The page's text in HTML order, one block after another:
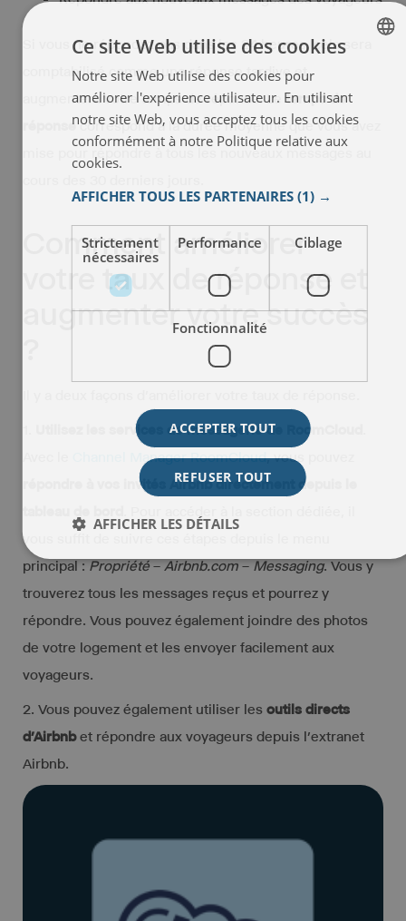
Si vous ne répondez pas dans les 24 heures, cela sera
comptabilisé comme une réponse tardive et
augmentera votre temps de réponse. Le temps de
réponsecorrespond à la durée moyenne que vous avez
mise pour répondre à tous les nouveaux messages au
Comment améliorer
votre taux de réponse et
augmenter votre succès
Utilisez les services de messagerie de RoomCloud
Channel Manager RoomCloud, vous pouvez
répondre à vos invités Airbnb directement depuis le
vous suffit de suivre ces étapes depuis le menu
principal :Propriété–Airbnb.com–Messaging. Vous y
trouverez tous les messages reçus et pourrez y
répondre. Vous pouvez également joindre des photos
de votre logement et les envoyer facilement aux
voyageurs.
2. Vous pouvez également utiliser les outils directs
d’Airbnbet répondre aux voyageurs depuis l’extranet
Airbnb.
ITALIAN
Ce site Web utilise des cookies
Notre site Web utilise des cookies pour
améliorer l'expérience utilisateur. En utilisant
notre site Web, vous acceptez tous les cookies
conformément à notre Politique relative aux
cookies.
AFFICHER TOUS LES PARTENAIRES (1) →
Strictement
nécessaires
Performance Ciblage
Fonctionnalité
ACCEPTER TOUT
REFUSER TOUT
AFFICHER LES DÉTAILS